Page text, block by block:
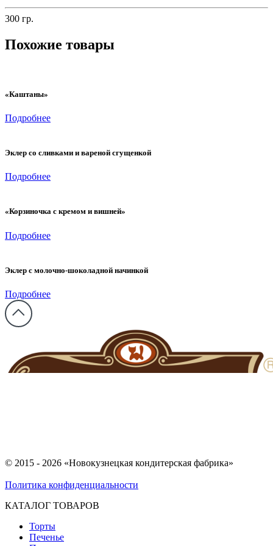
300 гр.
Похожие товары
«Каштаны»
Подробнее
Эклер со сливками и вареной сгущенкой
Подробнее
«Корзиночка с кремом и вишней»
Подробнее
Эклер с молочно-шоколадной начинкой
Подробнее
© 2015 - 2026 «Новокузнецкая кондитерская фабрика»
Политика конфиденциальности
КАТАЛОГ ТОВАРОВ
Торты
Печенье